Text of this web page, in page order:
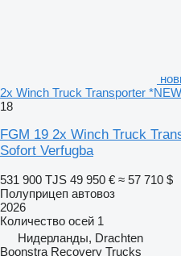
2x Winch Truck Transporter
18
FGM 19 2x Winch Truck
Sofort Verfugba
531 900 TJS 49 950 € ≈ 57 710 $
Полуприцеп автовоз
2026
Количество осей 1
Нидерланды, Drachten
Boonstra Recovery Trucks